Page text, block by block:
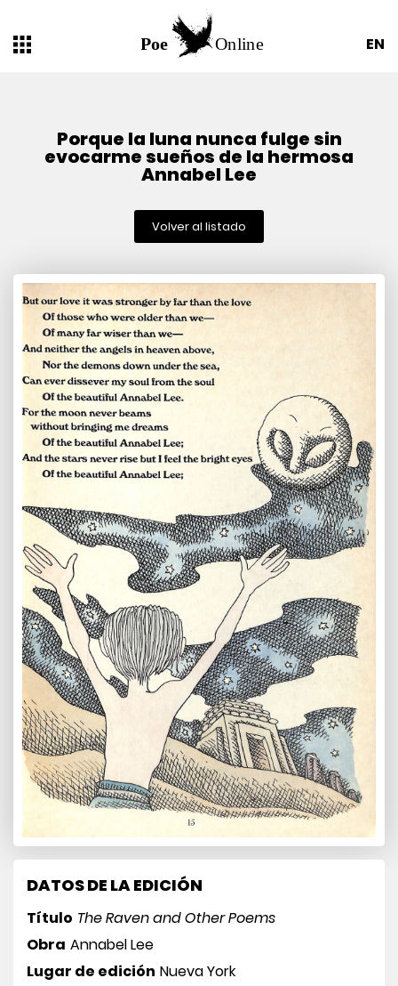
EN
Porque la luna nunca fulge sin
evocarme sueños de la hermosa
Annabel Lee
Volver al listado
DATOS DE LA EDICIÓN
Título The Raven and Other Poems
Obra Annabel Lee
Lugar de edición Nueva York